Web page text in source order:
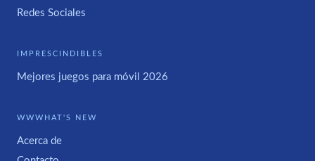
Redes Sociales
IMPRESCINDIBLES
Mejores juegos para móvil 2026
WWWHAT'S NEW
Acerca de